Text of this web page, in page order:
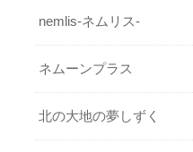
nemlis-ネムリス-
ネムーンプラス
北の大地の夢しずく